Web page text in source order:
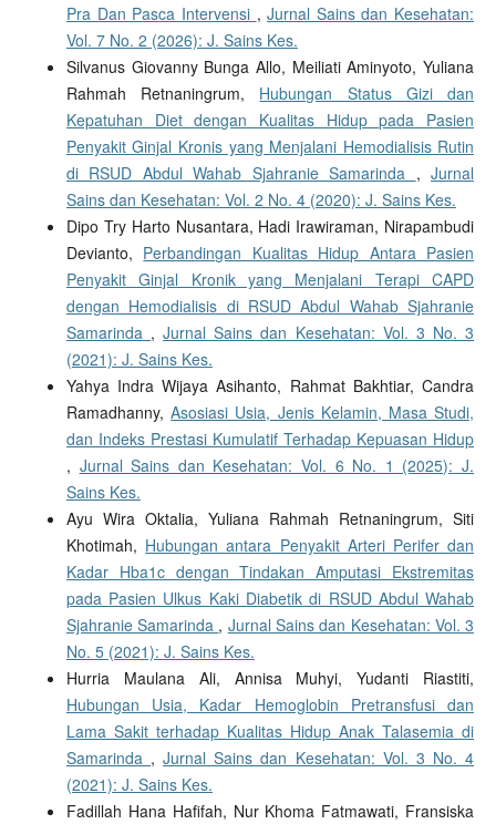
Pra Dan Pasca Intervensi ,Jurnal Sains dan Kesehatan:
Vol. 7 No. 2 (2026): J. Sains Kes.
Silvanus Giovanny Bunga Allo, Meiliati Aminyoto, Yuliana
Rahmah Retnaningrum, Hubungan Status Gizi dan
Kepatuhan Diet dengan Kualitas Hidup pada Pasien
Penyakit Ginjal Kronis yang Menjalani Hemodialisis Rutin
di RSUD Abdul Wahab Sjahranie Samarinda ,Jurnal
Sains dan Kesehatan: Vol. 2 No. 4 (2020): J. Sains Kes.
Dipo Try Harto Nusantara, Hadi Irawiraman, Nirapambudi
Devianto, Perbandingan Kualitas Hidup Antara Pasien
Penyakit Ginjal Kronik yang Menjalani Terapi CAPD
dengan Hemodialisis di RSUD Abdul Wahab Sjahranie
Samarinda ,Jurnal Sains dan Kesehatan: Vol. 3 No. 3
(2021): J. Sains Kes.
Yahya Indra Wijaya Asihanto, Rahmat Bakhtiar, Candra
Ramadhanny,Asosiasi Usia, Jenis Kelamin, Masa Studi,
dan Indeks Prestasi Kumulatif Terhadap Kepuasan Hidup
, Jurnal Sains dan Kesehatan: Vol. 6 No. 1 (2025): J.
Sains Kes.
Ayu Wira Oktalia, Yuliana Rahmah Retnaningrum, Siti
Khotimah, Hubungan antara Penyakit Arteri Perifer dan
Kadar Hba1c dengan Tindakan Amputasi Ekstremitas
pada Pasien Ulkus Kaki Diabetik di RSUD Abdul Wahab
Sjahranie Samarinda , Jurnal Sains dan Kesehatan: Vol. 3
No. 5 (2021): J. Sains Kes.
Hurria Maulana Ali, Annisa Muhyi, Yudanti Riastiti,
Hubungan Usia, Kadar Hemoglobin Pretransfusi dan
Lama Sakit terhadap Kualitas Hidup Anak Talasemia di
Samarinda ,Jurnal Sains dan Kesehatan: Vol. 3 No. 4
(2021): J. Sains Kes.
Fadillah Hana Hafifah, Nur Khoma Fatmawati, Fransiska